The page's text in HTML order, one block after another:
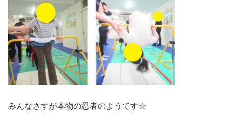
みんなさすが本物の忍者のようです☆